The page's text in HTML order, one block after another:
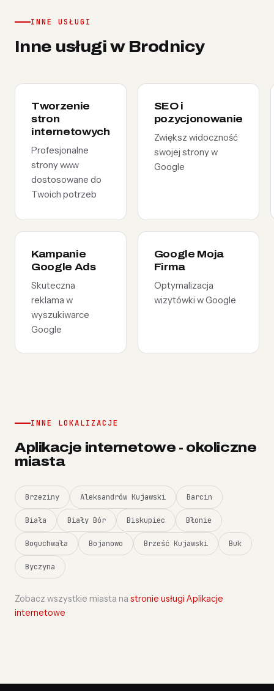
INNE USŁUGI
Inne usługi w Brodnicy
Tworzenie
stron
internetowych
Profesjonalne
strony www
dostosowane do
Twoich potrzeb
SEO i
pozycjonowanie
Zwiększ widoczność
swojej strony w
Google
Kampanie
Google Ads
Skuteczna
reklama w
wyszukiwarce
Google
Google Moja
Firma
Optymalizacja
wizytówki w Google
INNE LOKALIZACJE
Aplikacje internetowe - okoliczne
miasta
Brzeziny Aleksandrów Kujawski Barcin
Biała Biały Bór Biskupiec Błonie
Boguchwała Bojanowo Brześć Kujawski Buk
Byczyna
Zobacz wszystkie miasta na stronie usługi Aplikacje
internetowe